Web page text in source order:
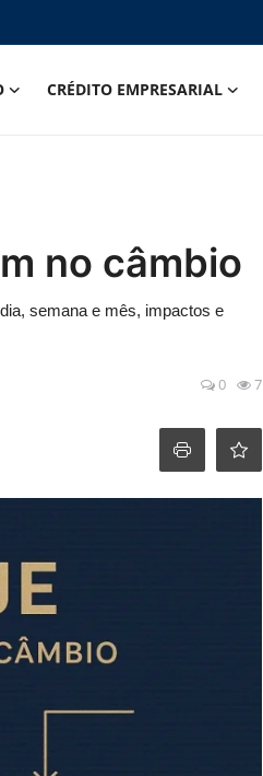
CRÉDITO EMPRESARIAL
no câmbio
semana e mês, impactos e
0 7